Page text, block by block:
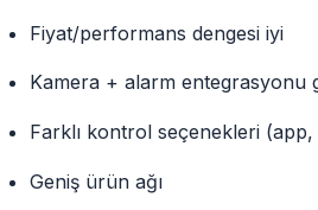
Fiyat/performans dengesi iyi
Kamera + alarm entegrasyonu
Farklı kontrol seçenekleri
Geniş ürün ağı